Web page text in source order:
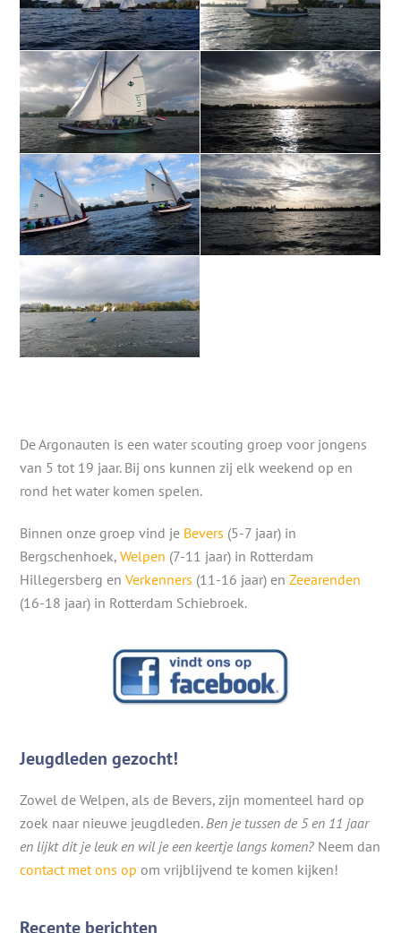
De Argonauten is een water scouting groep voor jongens
van 5 tot 19 jaar. Bij ons kunnen zij elk weekend op en
rond het water komen spelen.
Binnen onze groep vind je Bevers (5-7 jaar) in
Bergschenhoek,Welpen (7-11 jaar) in Rotterdam
Hillegersberg enVerkenners (11-16 jaar) enZeearenden
(16-18 jaar) in Rotterdam Schiebroek.
Jeugdleden gezocht!
Zowel de Welpen, als de Bevers, zijn momenteel hard op
zoek naar nieuwe jeugdleden.Ben je tussen de 5 en 11 jaar
en lijkt dit je leuk en wil je een keertje langs komen? Neem dan
contact met ons op om vrijblijvend te komen kijken!
Recente berichten